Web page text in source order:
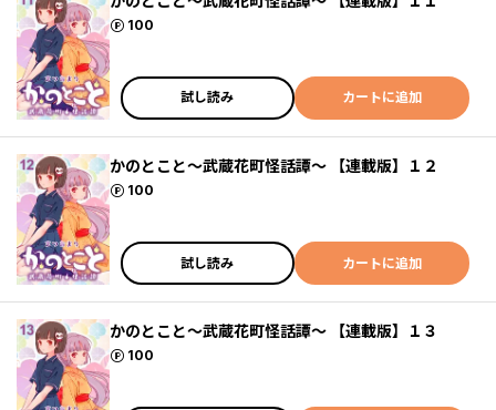
100
ポイント
試し読み カートに追加
かのとこと～武蔵花町怪話譚～ 【連載版】１２
100
ポイント
試し読み カートに追加
かのとこと～武蔵花町怪話譚～ 【連載版】１３
100
ポイント